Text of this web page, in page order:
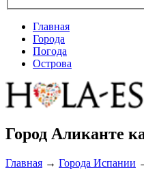
Главная
Города
Погода
Острова
Город Аликанте
Главная → Города Испании